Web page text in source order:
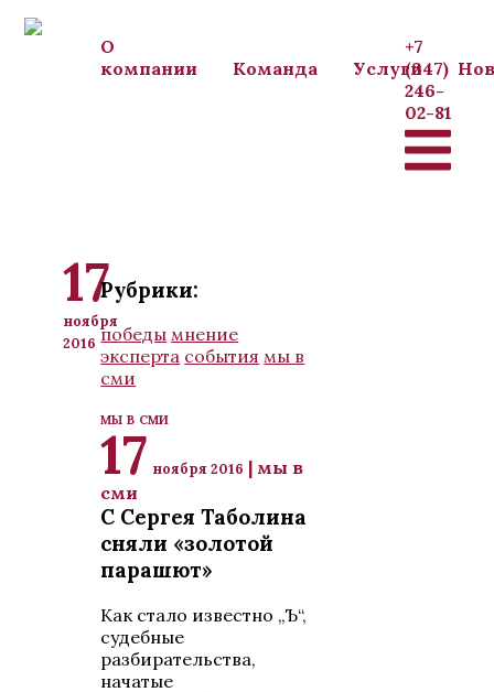
О
компании
Команда Услуги
+7
(347)
246-
02-81
17
ноября
2016
Рубрики:
победы мнение
эксперта события мы в
сми
мы в сми
17 ноября 2016 | мы в
сми
С Сергея Таболина
сняли «золотой
парашют»
Как стало известно „Ъ“,
судебные
разбирательства,
начатые